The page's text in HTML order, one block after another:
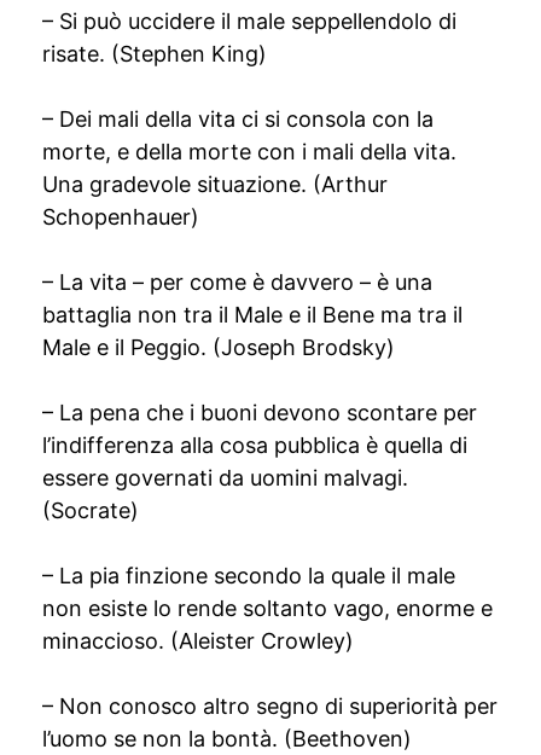
– Si può uccidere il male seppellendolo di
risate. (Stephen King)
– Dei mali della vita ci si consola con la
morte, e della morte con i mali della vita.
Una gradevole situazione. (Arthur
Schopenhauer)
– La vita – per come è davvero – è una
battaglia non tra il Male e il Bene ma tra il
Male e il Peggio. (Joseph Brodsky)
– La pena che i buoni devono scontare per
l’indifferenza alla cosa pubblica è quella di
essere governati da uomini malvagi.
(Socrate)
– La pia finzione secondo la quale il male
non esiste lo rende soltanto vago, enorme e
minaccioso. (Aleister Crowley)
– Non conosco altro segno di superiorità per
l’uomo se non la bontà. (Beethoven)